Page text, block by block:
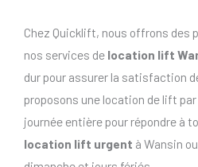
Chez Quicklift, nous offrons des
nos services de location lift
dur pour assurer la satisfaction
proposons une location de lift
journée entière pour répondre à
location lift urgent à Wansin